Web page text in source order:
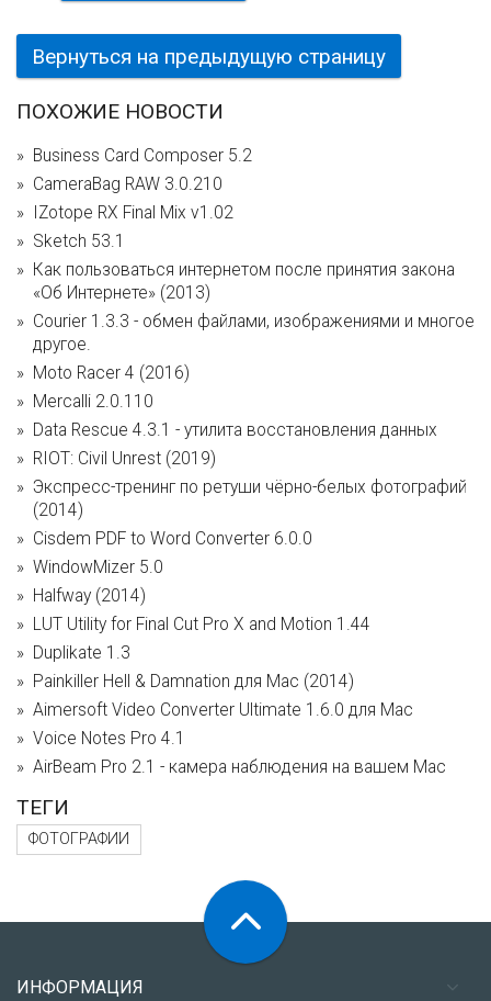
Вернуться на предыдущую страницу
ПОХОЖИЕ НОВОСТИ
Business Card Composer 5.2
CameraBag RAW 3.0.210
IZotope RX Final Mix v1.02
Sketch 53.1
Как пользоваться интернетом после принятия закона
«Об Интернете» (2013)
Courier 1.3.3 - обмен файлами, изображениями и многое
другое.
Moto Racer 4 (2016)
Mercalli 2.0.110
Data Rescue 4.3.1 - утилита восстановления данных
RIOT: Civil Unrest (2019)
Экспресс-тренинг по ретуши чёрно-белых фотографий
(2014)
Cisdem PDF to Word Converter 6.0.0
WindowMizer 5.0
Halfway (2014)
LUT Utility for Final Cut Pro X and Motion 1.44
Duplikate 1.3
Painkiller Hell & Damnation для Mac (2014)
Aimersoft Video Converter Ultimate 1.6.0 для Mac
Voice Notes Pro 4.1
AirBeam Pro 2.1 - камера наблюдения на вашем Mac
ТЕГИ
ФОТОГРАФИИ
ИНФОРМАЦИЯ